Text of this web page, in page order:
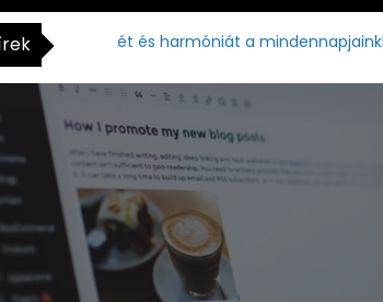
békét és harmóniát a mindennapjainkba